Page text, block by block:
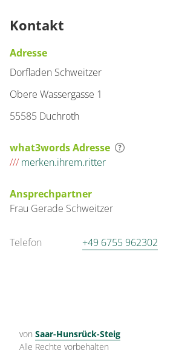
Kontakt
Adresse
Dorfladen Schweitzer
Obere Wassergasse 1
55585 Duchroth
what3words Adresse
/// merken.ihrem.ritter
Ansprechpartner
Frau Gerade Schweitzer
Telefon +49 6755 962302
von Saar-Hunsrück-Steig
Alle Rechte vorbehalten